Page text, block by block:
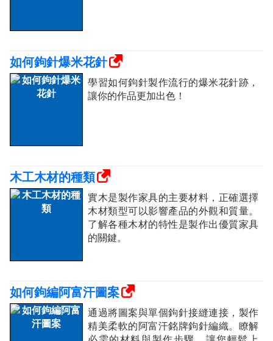
如何鉤針爆米花針
學習如何鉤針製作流行的爆米花針跡，
讓你的作品更加出色！
木工木材的種類
實木是製作家具的主要材料，正確選擇
木材類型可以影響產品的外觀和質量。
了解各種木材的特性是製作出優質家具
的關鍵。
如何鉤編阿富汗圖案
通過將圖案與單個鉤針接縫連接，製作
精美柔軟的阿富汗銘牌鉤針編織。瞭解